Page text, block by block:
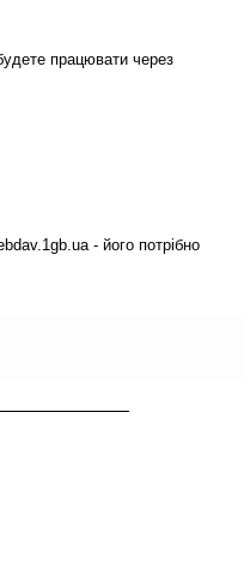
працювати через
- його потрібно